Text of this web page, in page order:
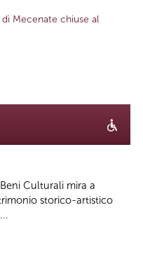
Mecenate chiuse al
Culturali mira a
storico-artistico